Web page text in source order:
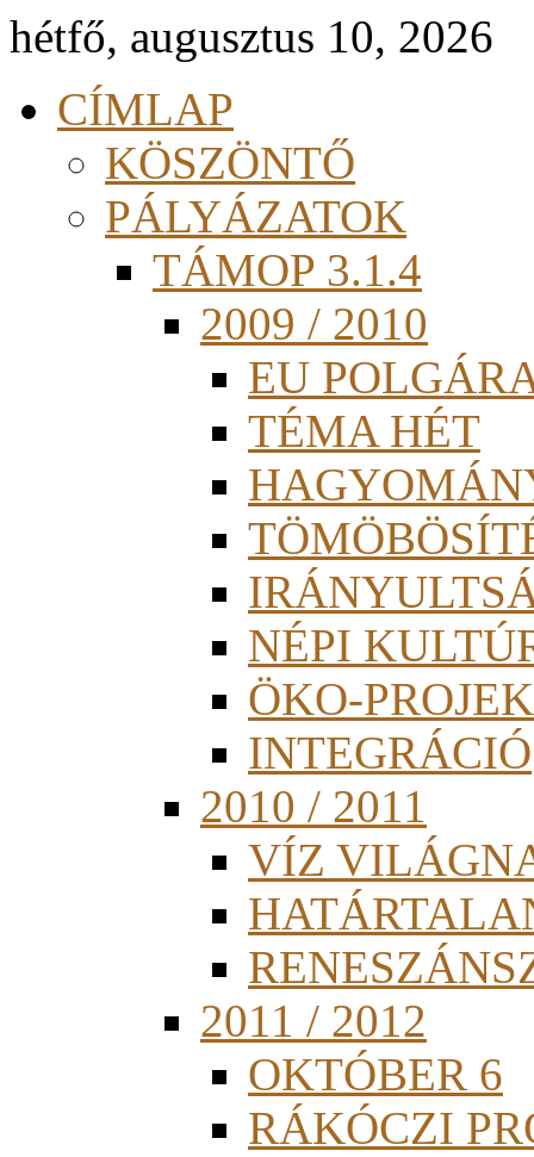
hétfő, augusztus 10, 2026
CÍMLAP
KÖSZÖNTŐ
PÁLYÁZATOK
TÁMOP 3.1.4
2009 / 2010
EU
TÉMA HÉT
NÉPI
ÖKO-
INTEGRÁCIÓ
2010 / 2011
VÍZ
2011 / 2012
OKTÓBER 6
RÁKÓCZI